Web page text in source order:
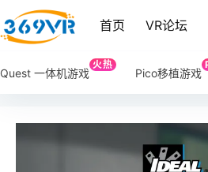
首页 VR论坛
Quest 一体机游戏
火热
Pico移植游戏